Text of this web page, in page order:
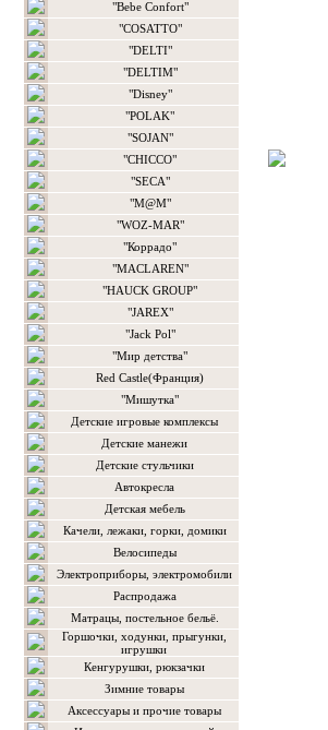
"Bebe Confort"
"COSATTO"
"DELTI"
"DELTIM"
"Disney"
"POLAK"
"SOJAN"
"CHICCO"
"SECA"
"M@M"
"WOZ-MAR"
"Коррадо"
"MACLAREN"
"HAUCK GROUP"
"JAREX"
"Jack Pol"
"Мир детства"
Red Castle(Франция)
"Мишутка"
Детские игровые комплексы
Детские манежи
Детские стульчики
Автокресла
Детская мебель
Качели, лежаки, горки, домики
Велосипеды
Электроприборы, электромобили
Распродажа
Матрацы, постельное бельё.
Горшочки, ходунки, прыгунки,
игрушки
Кенгурушки, рюкзачки
Зимние товары
Аксессуары и прочие товары